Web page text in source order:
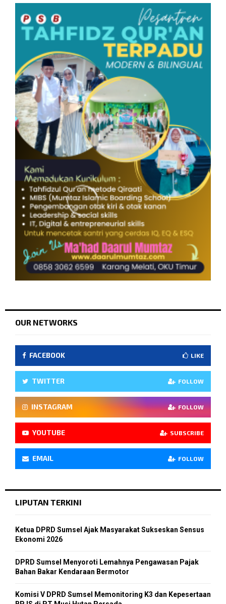
OUR NETWORKS
FACEBOOK LIKE
TWITTER FOLLOW
INSTAGRAM FOLLOW
YOUTUBE SUBSCRIBE
EMAIL FOLLOW
LIPUTAN TERKINI
Ketua DPRD Sumsel Ajak Masyarakat Sukseskan Sensus
Ekonomi 2026
DPRD Sumsel Menyoroti Lemahnya Pengawasan Pajak
Bahan Bakar Kendaraan Bermotor
Komisi V DPRD Sumsel Memonitoring K3 dan Kepesertaan